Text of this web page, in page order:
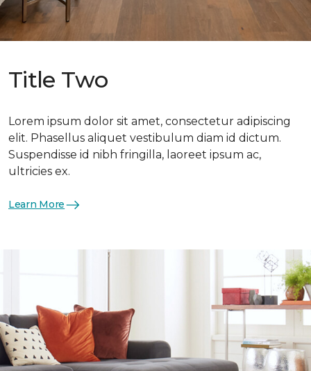
Title Two
Lorem ipsum dolor sit amet, consectetur adipiscing
elit. Phasellus aliquet vestibulum diam id dictum.
Suspendisse id nibh fringilla, laoreet ipsum ac,
ultricies ex.
Learn More